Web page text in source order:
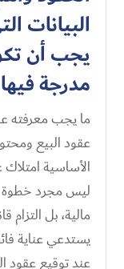
البيانات
يجب أن
مدرجة فيها
ما يجب معرفته
عقود البيع
الأساسية امتلاك
ليس مجرد خطوة
مالية، بل التزام
يستدعي عناية
عند توقيع عقود